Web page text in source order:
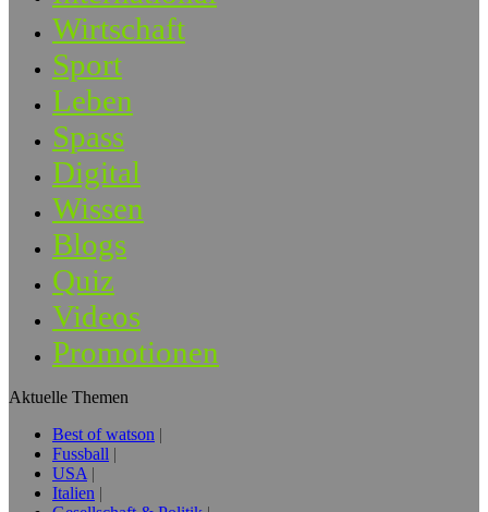
Wirtschaft
Sport
Leben
Spass
Digital
Wissen
Blogs
Quiz
Videos
Promotionen
Aktuelle Themen
Best of watson
Fussball
USA
Italien